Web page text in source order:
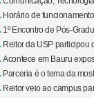
Horário de
1º Encontro de Pós-
Reitor da USP participou
Acontece em Bauru
Parceria é o tema da
Reitor veio ao campus